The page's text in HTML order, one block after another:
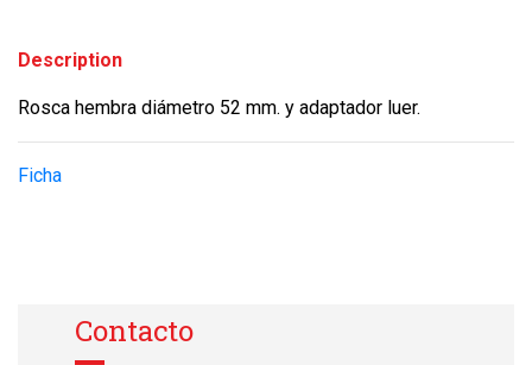
Description
Rosca hembra diámetro 52 mm. y adaptador luer.
Ficha
Contacto